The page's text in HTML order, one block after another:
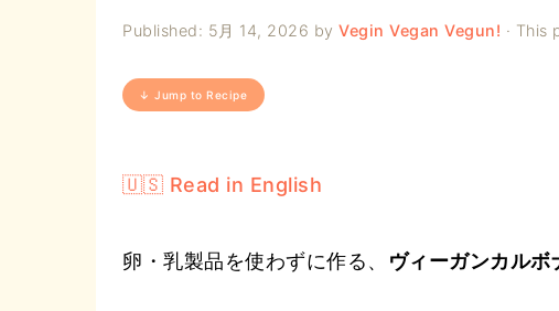
Published: 5月 14, 2026 by Vegin Vegan Vegun! · This
↓ Jump to Recipe
🇺🇸 Read in English
卵・乳製品を使わずに作る、 ヴィーガンカルボ